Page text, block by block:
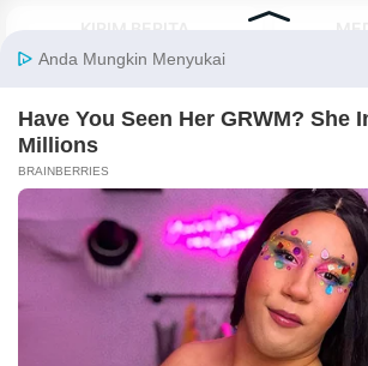
About Our Kabarbaru.co
Kabarbaru.co menyajikan
inspiratif dari sudut
serta terverifikasi dari